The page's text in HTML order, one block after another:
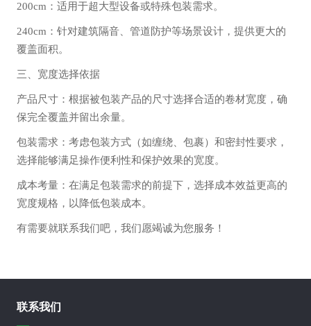
200cm：适用于超大型设备或特殊包装需求。
240cm：针对建筑隔音、管道防护等场景设计，提供更大的
覆盖面积。
三、宽度选择依据
产品尺寸：根据被包装产品的尺寸选择合适的卷材宽度，确
保完全覆盖并留出余量。
包装需求：考虑包装方式（如缠绕、包裹）和密封性要求，
选择能够满足操作便利性和保护效果的宽度。
成本考量：在满足包装需求的前提下，选择成本效益更高的
宽度规格，以降低包装成本。
有需要就联系我们吧，我们愿竭诚为您服务！
联系我们